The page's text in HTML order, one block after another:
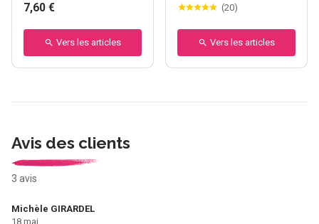
7,60 €
Vers les articles
(20)
Vers les articles
Avis des clients
3 avis
Michèle GIRARDEL
18 mai